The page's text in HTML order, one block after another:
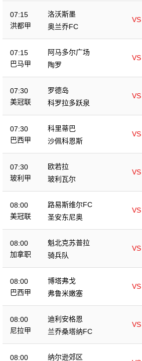
07:15
洪都甲
洛沃斯墨
VS
奥兰乔FC
07:15
巴马甲
阿马多尔广场
VS
陶罗
07:30
美冠联
罗德岛
VS
科罗拉多跃泉
07:30
巴西甲
科里蒂巴
VS
沙佩科恩斯
07:30
玻利甲
欧若拉
VS
玻利瓦尔
08:00
美冠联
路易斯维尔FC
VS
圣安东尼奥
08:00
加拿职
魁北克苏普拉
VS
骑兵队
08:00
巴西甲
博塔弗戈
VS
弗鲁米嫩塞
08:00
尼拉甲
迪利安格恩
VS
兰乔桑塔纳FC
08:00 纳尔逊郊区